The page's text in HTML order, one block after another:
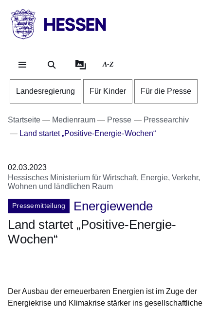
HESSEN
Landesregierung
A-Z
Landesregierung Für Kinder Für die Presse
Startseite Medienraum Presse
Pressearchiv
Land startet „Positive-Energie-Wochen“
02.03.2023
Hessisches Ministerium für Wirtschaft, Energie, Verkehr,
Wohnen und ländlichen Raum
Pressemitteilung
Energiewende
Land startet „Positive-Energie-
Wochen“
Der Ausbau der erneuerbaren Energien ist im Zuge der
Energiekrise und Klimakrise stärker ins gesellschaftliche